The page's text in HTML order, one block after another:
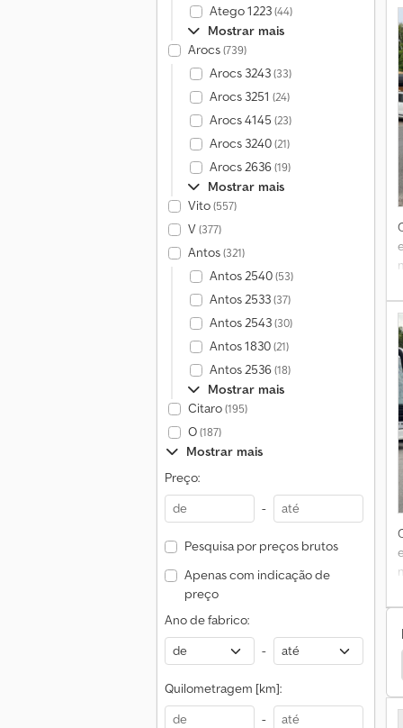
Atego 1223(44)
Mostrar mais
Arocs(739)
Arocs 3243(33)
Arocs 3251 (24)
Arocs 4145 (23)
Arocs 3240(21)
Arocs 2636(19)
Mostrar mais
Vito(557)
V(377)
Antos(321)
Antos 2540(53)
Antos 2533(37)
Antos 2543(30)
Antos 1830(21)
Antos 2536(18)
Mostrar mais
Citaro(195)
O(187)
Mostrar mais
Preço:
-
Pesquisa por preços brutos
Apenas com indicação de
preço
Ano de fabrico:
-
Quilometragem [km]:
-
Treinador Setra S Autocarros